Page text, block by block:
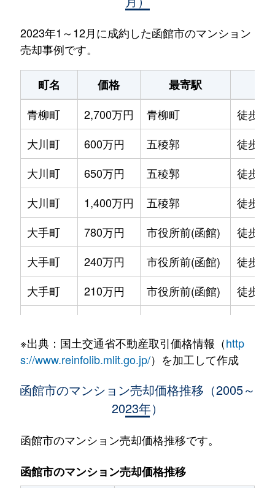
2023年1～12月に成約した函館市のマンション
売却事例です。
町名 価格 最寄駅
青柳町
2,700万円 青柳町
徒歩0
大川町
600万円 五稜郭
徒歩14
大川町
650万円 五稜郭
徒歩13
大川町
1,400万円 五稜郭
徒歩7
大手町
780万円 市役所前(函館)
徒歩2
大手町
240万円 市役所前(函館)
徒歩2
大手町
210万円 市役所前(函館)
徒歩2
大森町
330万円 松風町
徒歩5
2,400万円 五稜郭
五稜郭町
520万円 五稜郭
末広町
230万円 十字街
※出典：国土交通省不動産取引価格情報（http
s://www.reinfolib.mlit.go.jp/）を加工して作成
函館市のマンション売却価格推移（2005～
2023年）
函館市のマンション売却価格推移です。
函館市のマンション売却価格推移